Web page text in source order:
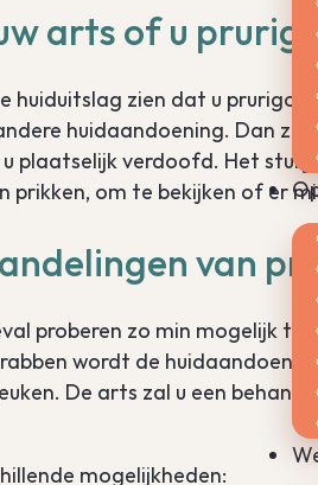
arts of u
huiduitslag zien dat u prurigo
huidaandoening. Dan
plaatselijk verdoofd. Het
prikken, om te bekijken of er
van
proberen zo min mogelijk te
wordt de
De arts zal u een
mogelijkheden: